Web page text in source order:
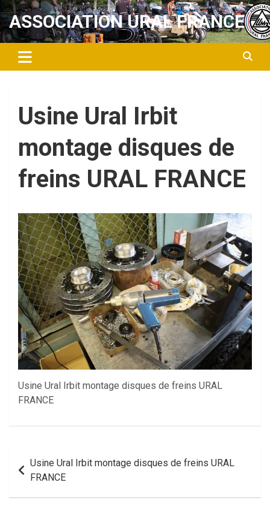
Aller
au
contenu
ASSOCIATION URAL FRANCE
Usine Ural Irbit
montage disques de
freins URAL FRANCE
Usine Ural Irbit montage disques de freins URAL
FRANCE
Navigation
de
l’article
Usine Ural Irbit montage disques de freins URAL
FRANCE